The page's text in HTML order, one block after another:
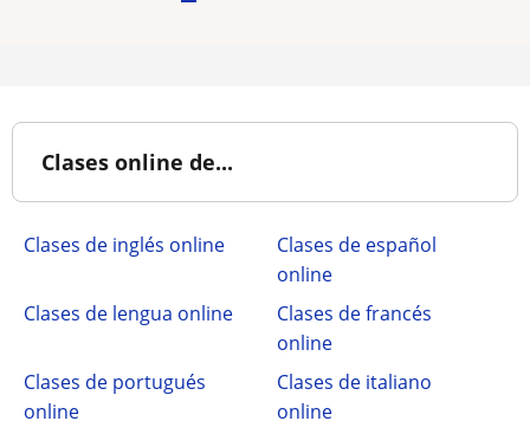
Clases online de...
Clases de inglés online
Clases de español
online
Clases de lengua online
Clases de francés
online
Clases de portugués
online
Clases de italiano
online